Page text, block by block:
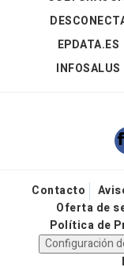
EPDATA.ES
INFOSALUS
Contacto
Oferta de
Política de
Configuración